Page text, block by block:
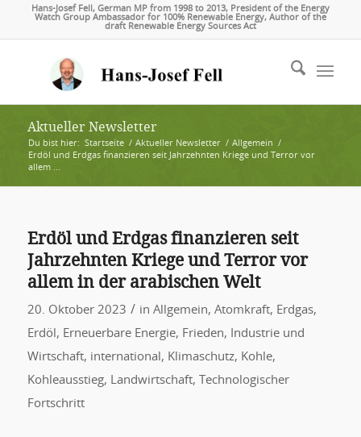
Hans-Josef Fell, German MP from 1998 to 2013, President of the Energy
Watch Group Ambassador for 100% Renewable Energy, Author of the
draft Renewable Energy Sources Act
Aktueller Newsletter
Du bist hier: Startseite / Aktueller Newsletter / Allgemein
/
Erdöl und Erdgas finanzieren seit Jahrzehnten Kriege und Terror vor
allem ...
Erdöl und Erdgas finanzieren seit
Jahrzehnten Kriege und Terror vor
allem in der arabischen Welt
20. Oktober 2023 / in Allgemein, Atomkraft, Erdgas,
Erdöl , Erneuerbare Energie, Frieden,
Industrie und
Wirtschaft, international , Klimaschutz, Kohle,
Kohleausstieg, Landwirtschaft,
Technologischer
Fortschritt